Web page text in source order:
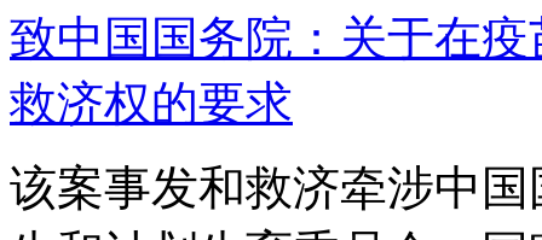
致中国国务院：关于在
救济权的要求
该案事发和救济牵涉中